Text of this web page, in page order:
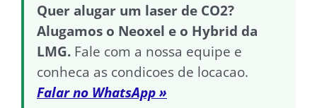
Quer alugar um laser de CO2?
Alugamos o Neoxel e o Hybrid da
LMG. Fale com a nossa equipe e
conheca as condicoes de locacao.
Falar no WhatsApp »